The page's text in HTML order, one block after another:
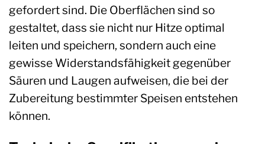
gefordert sind. Die Oberflächen sind so
gestaltet, dass sie nicht nur Hitze optimal
leiten und speichern, sondern auch eine
gewisse Widerstandsfähigkeit gegenüber
Säuren und Laugen aufweisen, die bei der
Zubereitung bestimmter Speisen entstehen
können.